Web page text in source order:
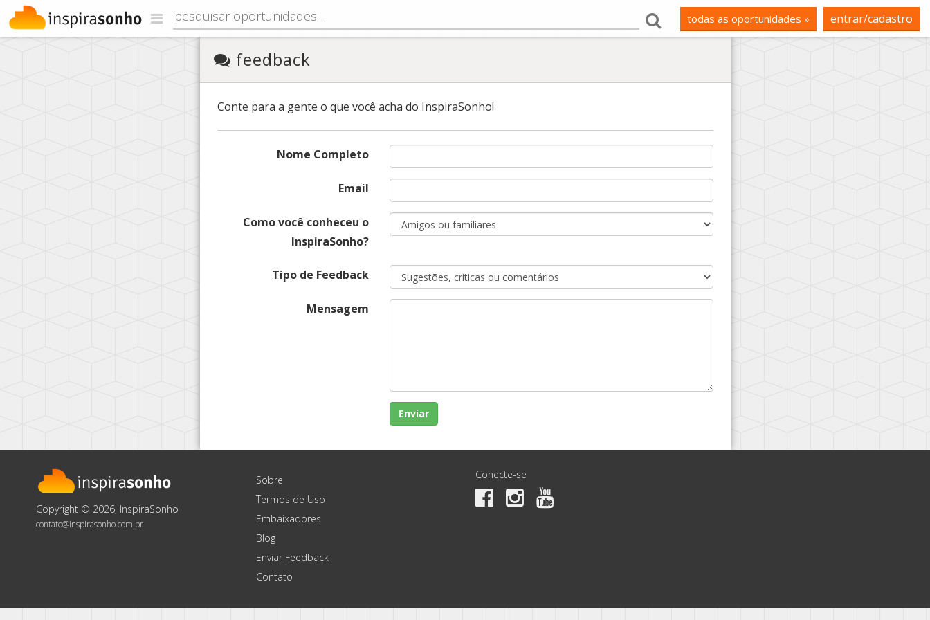
todas as oportunidades » entrar/cadastro
feedback
Conte para a gente o que você acha do InspiraSonho!
Nome Completo
Email
Como você conheceu o
InspiraSonho?
Tipo de Feedback
Mensagem
Enviar
Copyright © 2026, InspiraSonho
contato@inspirasonho.com.br
Sobre
Termos de Uso
Embaixadores
Blog
Enviar Feedback
Contato
Conecte-se